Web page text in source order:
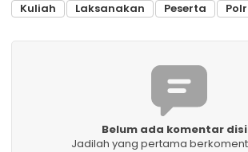
Kuliah Laksanakan Peserta
Belum ada komentar
Jadilah yang pertama